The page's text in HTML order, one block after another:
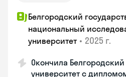
Белгородский
национальный
университет • 2025 г.
Окончила
университет с